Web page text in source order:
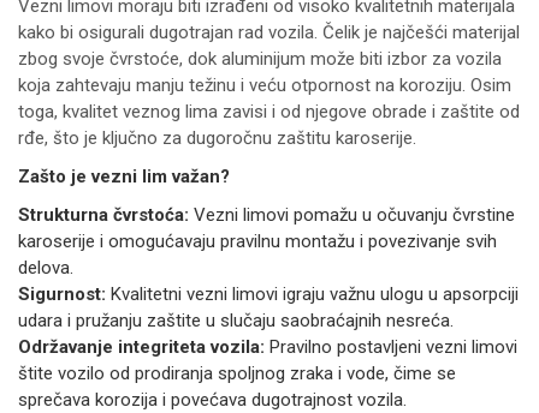
Vezni limovi moraju biti izrađeni od visoko kvalitetnih materijala
kako bi osigurali dugotrajan rad vozila. Čelik je najčešći materijal
zbog svoje čvrstoće, dok aluminijum može biti izbor za vozila
koja zahtevaju manju težinu i veću otpornost na koroziju. Osim
toga, kvalitet veznog lima zavisi i od njegove obrade i zaštite od
rđe, što je ključno za dugoročnu zaštitu karoserije.
Zašto je vezni lim važan?
Strukturna čvrstoća: Vezni limovi pomažu u očuvanju čvrstine
karoserije i omogućavaju pravilnu montažu i povezivanje svih
delova.
Sigurnost: Kvalitetni vezni limovi igraju važnu ulogu u apsorpciji
udara i pružanju zaštite u slučaju saobraćajnih nesreća.
Održavanje integriteta vozila: Pravilno postavljeni vezni limovi
štite vozilo od prodiranja spoljnog zraka i vode, čime se
sprečava korozija i povećava dugotrajnost vozila.